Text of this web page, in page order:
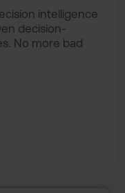
intelligence
decision-
No more bad